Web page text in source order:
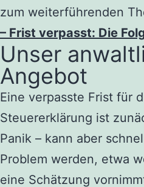
zum weiterführenden
– Frist verpasst: Die
Unser
Angebot
Eine verpasste Frist für
Steuererklärung ist
Panik – kann aber
Problem werden, etwa
eine Schätzung